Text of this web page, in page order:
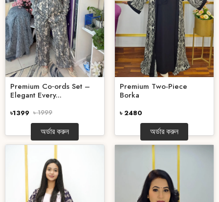
Premium Co‑ords Set –
Elegant Every...
৳1399 ৳ 1999
অর্ডার করুন
Premium Two-Piece
Borka
৳ 2480
অর্ডার করুন